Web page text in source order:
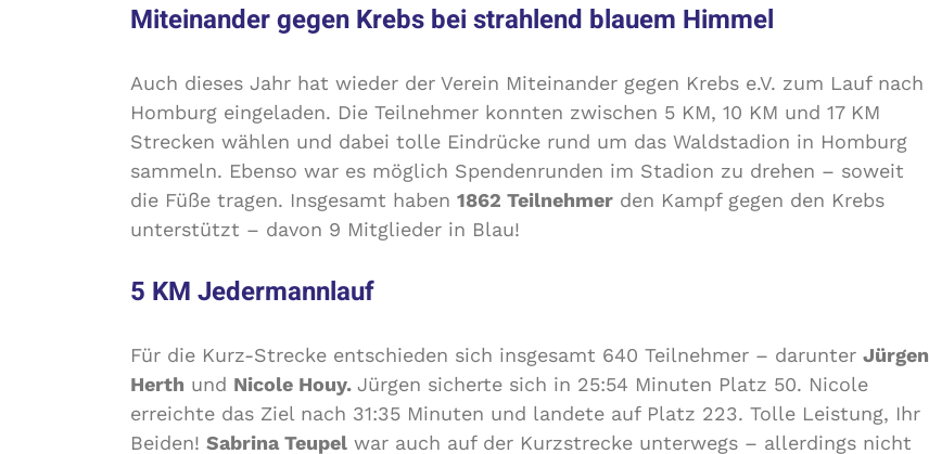
Miteinander gegen Krebs bei strahlend blauem Himmel
Auch dieses Jahr hat wieder der Verein Miteinander gegen Krebs e.V. zum Lauf nach
Homburg eingeladen. Die Teilnehmer konnten zwischen 5 KM, 10 KM und 17 KM
Strecken wählen und dabei tolle Eindrücke rund um das Waldstadion in Homburg
sammeln. Ebenso war es möglich Spendenrunden im Stadion zu drehen – soweit
die Füße tragen. Insgesamt haben 1862 Teilnehmer den Kampf gegen den Krebs
unterstützt – davon 9 Mitglieder in Blau!
5 KM Jedermannlauf
Für die Kurz-Strecke entschieden sich insgesamt 640 Teilnehmer – darunter Jürgen
Herth und Nicole Houy. Jürgen sicherte sich in 25:54 Minuten Platz 50. Nicole
erreichte das Ziel nach 31:35 Minuten und landete auf Platz 223. Tolle Leistung, Ihr
Beiden! Sabrina Teupel war auch auf der Kurzstrecke unterwegs – allerdings nicht